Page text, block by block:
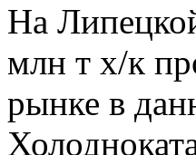
На
млн т х/к
рынке в